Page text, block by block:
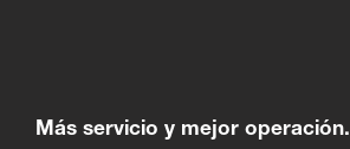
Más servicio y mejor operación.